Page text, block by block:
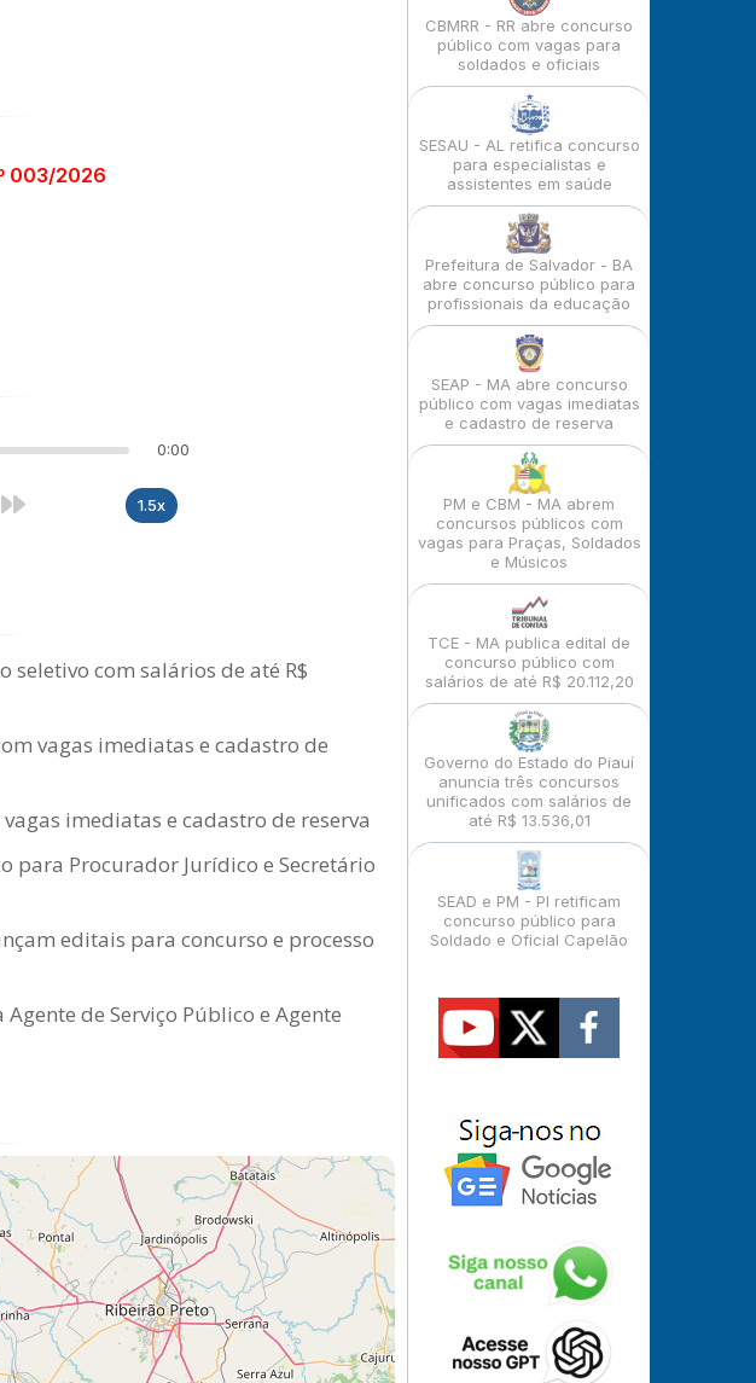
003/2026
0:00
1.5x
seletivo com salários de até R$
vagas imediatas e cadastro de
imediatas e cadastro de reserva
para Procurador Jurídico e Secretário
editais para concurso e processo
de Serviço Público e Agente
CBMRR - RR abre concurso
público com vagas para
soldados e oficiais
SESAU - AL retifica concurso
para especialistas e
assistentes em saúde
Prefeitura de Salvador - BA
abre concurso público para
profissionais da educação
SEAP - MA abre concurso
público com vagas imediatas
e cadastro de reserva
PM e CBM - MA abrem
concursos públicos com
vagas para Praças, Soldados
e Músicos
TCE - MA publica edital de
concurso público com
salários de até R$ 20.112,20
Governo do Estado do Piauí
anuncia três concursos
unificados com salários de
até R$ 13.536,01
SEAD e PM - PI retificam
concurso público para
Soldado e Oficial Capelão